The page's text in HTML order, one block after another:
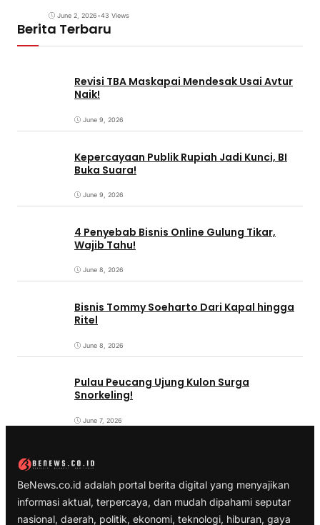
June 2, 2026•43 Views
Berita Terbaru
Revisi TBA Maskapai Mendesak Usai Avtur
Naik!
June 9, 2026
Kepercayaan Publik Rupiah Jadi Kunci, BI
Buka Suara!
June 9, 2026
4 Penyebab Bisnis Online Gulung Tikar,
Wajib Tahu!
June 8, 2026
Bisnis Tommy Soeharto Dari Kapal hingga
Ritel
June 8, 2026
Pulau Peucang Ujung Kulon Surga
Snorkeling!
June 7, 2026
BeNews.co.id adalah portal berita digital yang menyajikan
informasi aktual, terpercaya, dan mudah dipahami seputar
nasional, daerah, politik, ekonomi, teknologi, hiburan, gaya